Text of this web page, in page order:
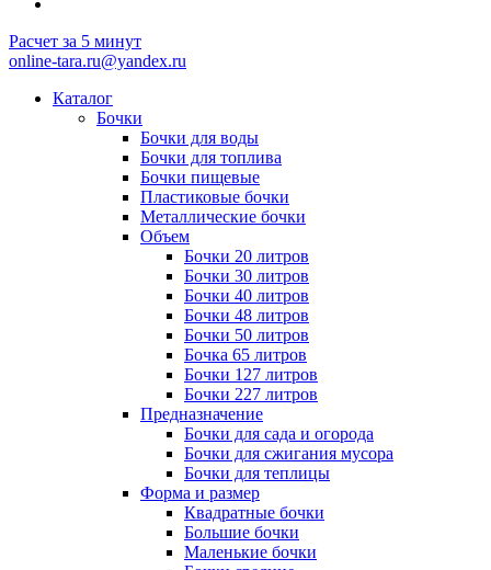
Расчет за 5 минут
online-tara.ru@yandex.ru
Каталог
Бочки
Бочки для воды
Бочки для топлива
Бочки пищевые
Пластиковые бочки
Металлические бочки
Объем
Бочки 20 литров
Бочки 30 литров
Бочки 40 литров
Бочки 48 литров
Бочки 50 литров
Бочка 65 литров
Бочки 127 литров
Бочки 227 литров
Предназначение
Бочки для сада и огорода
Бочки для сжигания мусора
Бочки для теплицы
Форма и размер
Квадратные бочки
Большие бочки
Маленькие бочки